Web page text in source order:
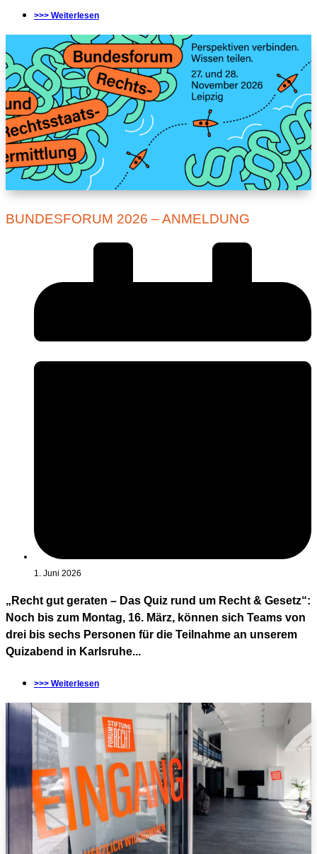
>>> Weiterlesen
BUNDESFORUM 2026 – ANMELDUNG
1. Juni 2026
„Recht gut geraten – Das Quiz rund um Recht & Gesetz“:
Noch bis zum Montag, 16. März, können sich Teams von
drei bis sechs Personen für die Teilnahme an unserem
Quizabend in Karlsruhe...
>>> Weiterlesen